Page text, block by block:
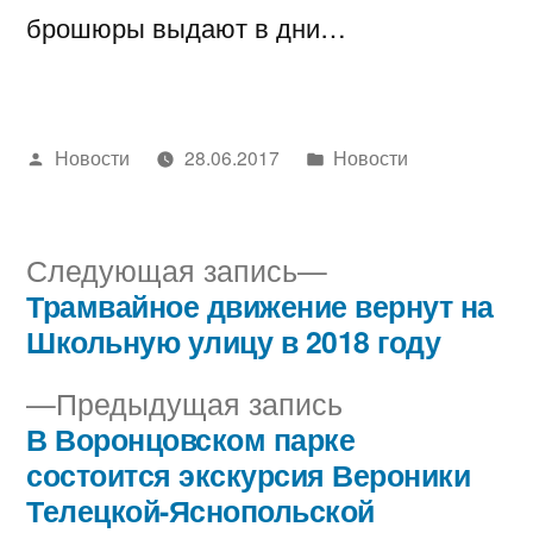
брошюры выдают в дни…
Написано
Новости 28.06.2017
Написано
Новости
Навигация
записям
Предыдущая запись
запись:
В Воронцовском парке
состоится экскурсия Вероники
Телецкой-Яснопольской
Следующая запись
Следующая
запись:
Трамвайное движение вернут на
Школьную улицу в 2018 году